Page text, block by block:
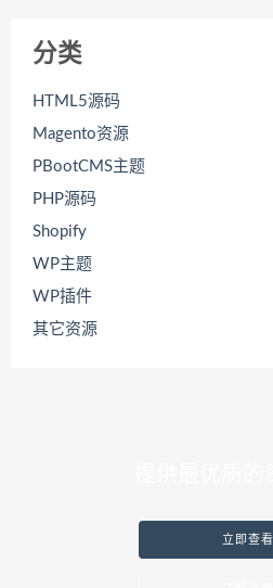
分类
HTML5源码
Magento资源
PBootCMS主题
PHP源码
Shopify
WP主题
WP插件
其它资源
立即查看